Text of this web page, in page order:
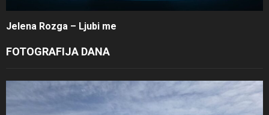
Jelena Rozga – Ljubi me
FOTOGRAFIJA DANA